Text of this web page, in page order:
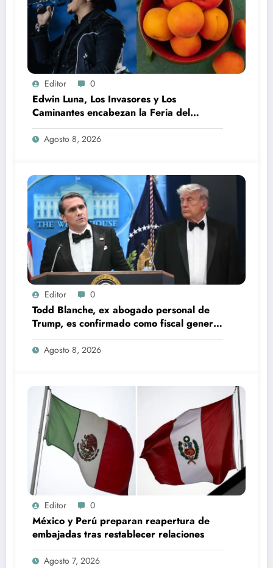
Editor 0
Edwin Luna, Los Invasores y Los
Caminantes encabezan la Feria del
Durazno en Tetela de Ocampo
Agosto 8, 2026
Editor 0
Todd Blanche, ex abogado personal de
Trump, es confirmado como fiscal general
de EU
Agosto 8, 2026
Editor 0
México y Perú preparan reapertura de
embajadas tras restablecer relaciones
Agosto 7, 2026